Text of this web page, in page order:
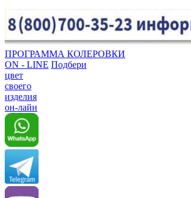
ПРОГРАММА КОЛЕРОВКИ
ON - LINE Подбери
цвет
своего
изделия
он-лайн